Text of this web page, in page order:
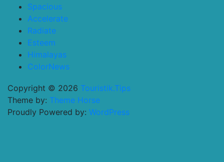
Spacious
Accelerate
Radiate
Esteem
Himalayas
ColorNews
Copyright © 2026 Touristik.Tips
Theme by: Theme Horse
Proudly Powered by: WordPress